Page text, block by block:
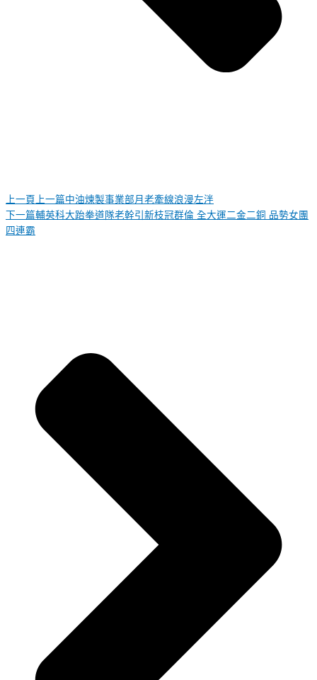
上一頁 上一篇中油煉製事業部月老牽線浪漫左泮
下一篇輔英科大跆拳道隊老幹引新枝冠群倫 全大運二金二銅 品勢女團
四連霸